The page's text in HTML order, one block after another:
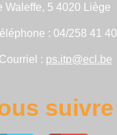
Waleffe, 5 4020 Liège
: 04/258 41 40
Courriel : ps.itp@ecl.be
suivre